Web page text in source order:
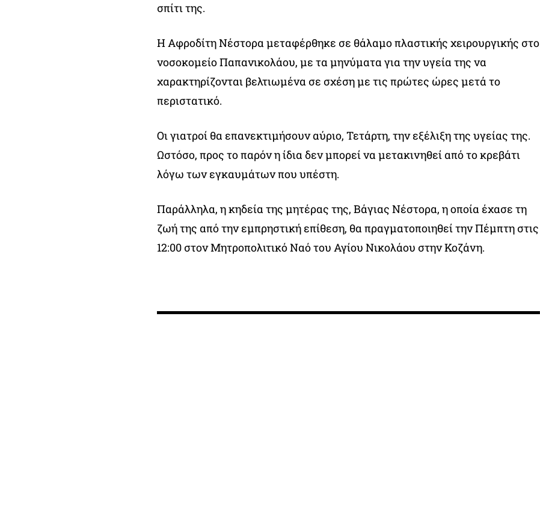
σπίτι της.
Η Αφροδίτη Νέστορα μεταφέρθηκε σε θάλαμο πλαστικής χειρουργικής στο
νοσοκομείο Παπανικολάου, με τα μηνύματα για την υγεία της να
χαρακτηρίζονται βελτιωμένα σε σχέση με τις πρώτες ώρες μετά το
περιστατικό.
Οι γιατροί θα επανεκτιμήσουν αύριο, Τετάρτη, την εξέλιξη της υγείας της.
Ωστόσο, προς το παρόν η ίδια δεν μπορεί να μετακινηθεί από το κρεβάτι
λόγω των εγκαυμάτων που υπέστη.
Παράλληλα, η κηδεία της μητέρας της, Βάγιας Νέστορα, η οποία έχασε τη
ζωή της από την εμπρηστική επίθεση, θα πραγματοποιηθεί την Πέμπτη στις
12:00 στον Μητροπολιτικό Ναό του Αγίου Νικολάου στην Κοζάνη.